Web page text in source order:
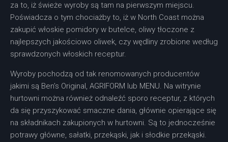
za to, iż świeże wyroby są tam na pierwszym miejscu.
Poświadcza o tym chociażby to, iż w North Coast można
zakupić włoskie pomidory w butelce, oliwy tłoczone z
najlepszych jakościowo oliwek, czy wędliny zrobione według
sprawdzonych włoskich receptur.
Wyroby pochodzą od tak renomowanych producentów
jakimi są Ben’s Original, AGRIFORM lub MENU. Na witrynie
hurtowni można również odnaleźć sporo receptur, z których
da się przyszykować smaczne dania, głównie opierające się
na składnikach zakupionych w hurtowni. Są to jednocześnie
potrawy główne, sałatki, przekąski, jak i słodkie przekąski.